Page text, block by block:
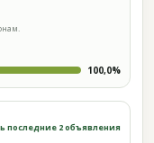
100,0%
последние 2 объявления